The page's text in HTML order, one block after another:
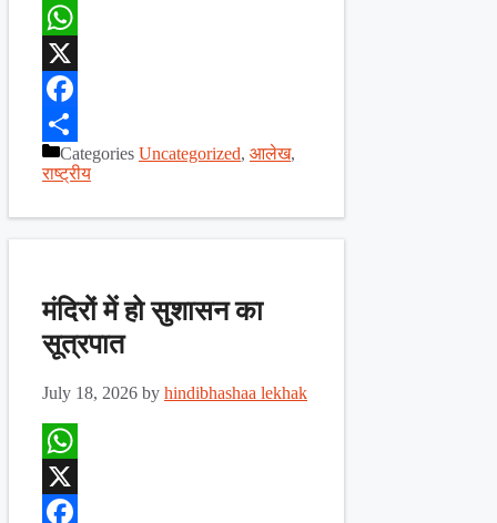
WhatsApp
X
Facebook
ShareCategories Uncategorized, आलेख,
राष्ट्रीय
मंदिरों में हो सुशासन का
सूत्रपात
July 18, 2026 by hindibhashaa lekhak
WhatsApp
X